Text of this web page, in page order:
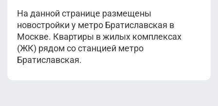
На данной странице размещены
новостройки у метро Братиславская в
Москве. Квартиры в жилых комплексах
(ЖК) рядом со станцией метро
Братиславская.